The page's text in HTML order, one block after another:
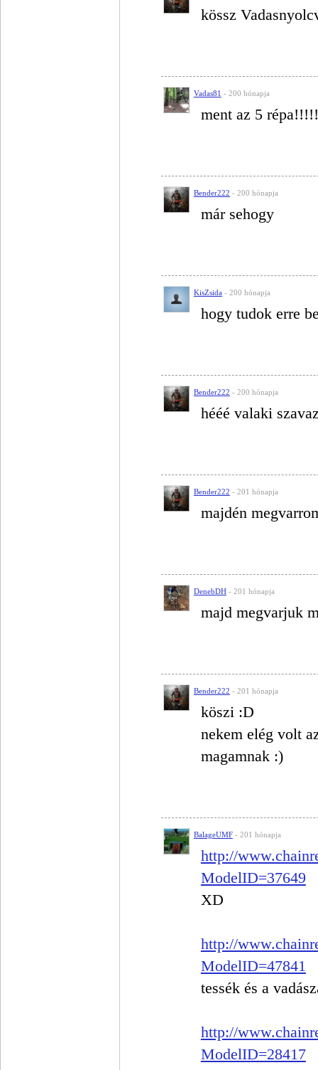
kössz
Vadas81 - 200 hónapja
ment az 5
Bender222 - 200 hónapja
már sehogy
KisZsida - 200 hónapja
hogy tudok erre
Bender222 - 200 hónapja
hééé valaki
Bender222 - 201 hónapja
majdén
DenebDH - 201 hónapja
majd megvarjuk
Bender222 - 201 hónapja
köszi :D
nekem elég volt
magamnak :)
BalageUMF - 201 hónapja
http://
ModelID=37649
XD
http://
ModelID=47841
tessék és a
http://
ModelID=28417